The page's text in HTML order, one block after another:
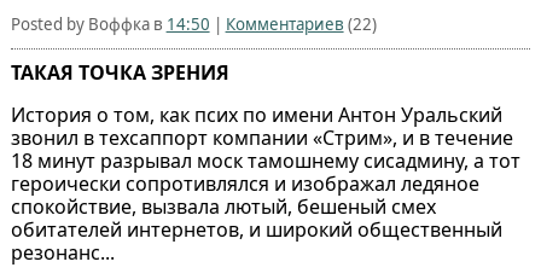
Posted by Воффка в 14:50 | Комментариев (22)
ТАКАЯ ТОЧКА ЗРЕНИЯ
История о том, как псих по имени Антон Уральский
звонил в техсаппорт компании «Стрим», и в течениe
18 минут разрывал моск тамошнему сисадмину, а тот
героически сопротивлялся и изображал ледяное
спокойствие, вызвала лютый, бешеный смех
обитателей интернетов, и широкий общественный
резонанс...